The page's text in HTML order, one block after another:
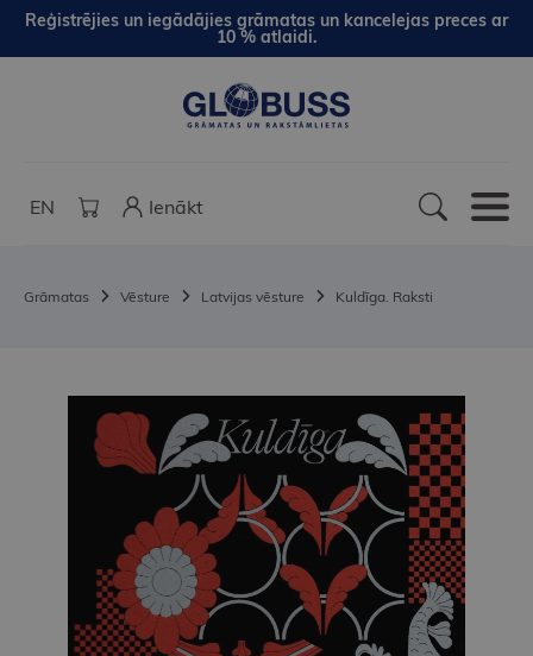
Reģistrējies un iegādājies grāmatas un kancelejas preces ar
10 % atlaidi.
EN Ienākt
Grāmatas Vēsture Latvijas vēsture Kuldīga. Raksti